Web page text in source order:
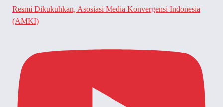
Resmi Dikukuhkan, Asosiasi Media Konvergensi Indonesia
(AMKI)